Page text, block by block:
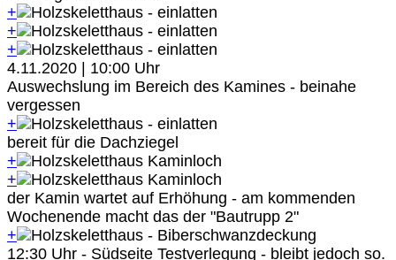
+
+
+
4.11.2020 | 10:00 Uhr
Auswechslung im Bereich des Kamines - beinahe
vergessen
+
bereit für die Dachziegel
+
+
der Kamin wartet auf Erhöhung - am kommenden
Wochenende macht das der "Bautrupp 2"
+
12:30 Uhr - Südseite Testverlegung - bleibt jedoch so.